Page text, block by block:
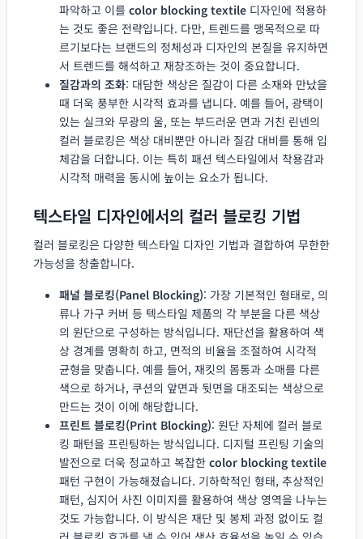
파악하고 이를 color blocking textile 디자인에 적용하
는 것도 좋은 전략입니다. 다만, 트렌드를 맹목적으로 따
르기보다는 브랜드의 정체성과 디자인의 본질을 유지하면
서 트렌드를 해석하고 재창조하는 것이 중요합니다.
질감과의 조화: 대담한 색상은 질감이 다른 소재와 만났을
때 더욱 풍부한 시각적 효과를 냅니다. 예를 들어, 광택이
있는 실크와 무광의 울, 또는 부드러운 면과 거친 린넨의
컬러 블로킹은 색상 대비뿐만 아니라 질감 대비를 통해 입
체감을 더합니다. 이는 특히 패션 텍스타일에서 착용감과
시각적 매력을 동시에 높이는 요소가 됩니다.
텍스타일 디자인에서의 컬러 블로킹 기법
컬러 블로킹은 다양한 텍스타일 디자인 기법과 결합하여 무한한
가능성을 창출합니다.
패널 블로킹(Panel Blocking): 가장 기본적인 형태로, 의
류나 가구 커버 등 텍스타일 제품의 각 부분을 다른 색상
의 원단으로 구성하는 방식입니다. 재단선을 활용하여 색
상 경계를 명확히 하고, 면적의 비율을 조절하여 시각적
균형을 맞춥니다. 예를 들어, 재킷의 몸통과 소매를 다른
색으로 하거나, 쿠션의 앞면과 뒷면을 대조되는 색상으로
만드는 것이 이에 해당합니다.
프린트 블로킹(Print Blocking): 원단 자체에 컬러 블로
킹 패턴을 프린팅하는 방식입니다. 디지털 프린팅 기술의
발전으로 더욱 정교하고 복잡한 color blocking textile
패턴 구현이 가능해졌습니다. 기하학적인 형태, 추상적인
패턴, 심지어 사진 이미지를 활용하여 색상 영역을 나누는
것도 가능합니다. 이 방식은 재단 및 봉제 과정 없이도 컬